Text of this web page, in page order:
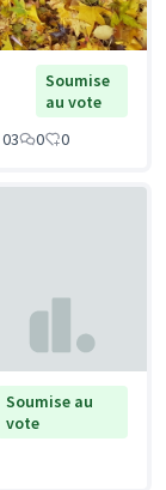
Soumise
au vote
0 0
Soumise au
vote